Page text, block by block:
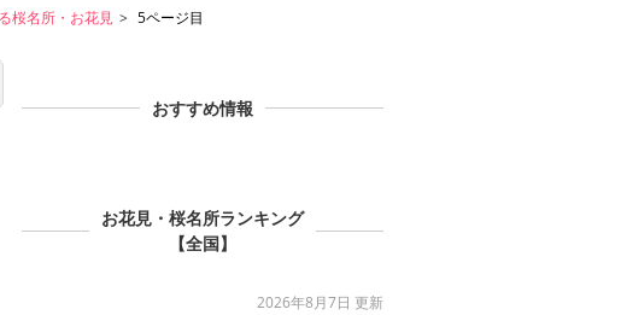
桜名所・お花見 5ページ目
おすすめ情報
お花見・桜名所ランキング
【全国】
2026年8月7日 更新